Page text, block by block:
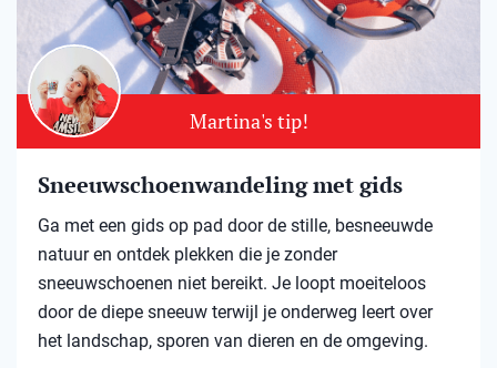
Martina's tip!
Sneeuwschoenwandeling met gids
Ga met een gids op pad door de stille, besneeuwde
natuur en ontdek plekken die je zonder
sneeuwschoenen niet bereikt. Je loopt moeiteloos
door de diepe sneeuw terwijl je onderweg leert over
het landschap, sporen van dieren en de omgeving.